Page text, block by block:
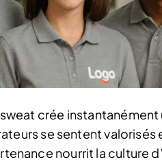
crée
se sentent
nourrit la culture